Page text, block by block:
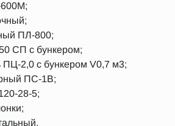
ПЛ-800;
СП с бункером;
ПЦ-2,0 с бункером V0,7 м3;
ПС-1В;
28-5;